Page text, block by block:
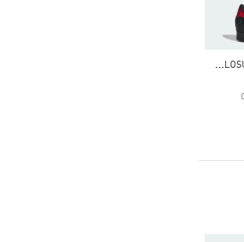
ح
ذاء SUPERSTAR LED LIGHTS COMFORT CLOSURE ELASTIC LACE